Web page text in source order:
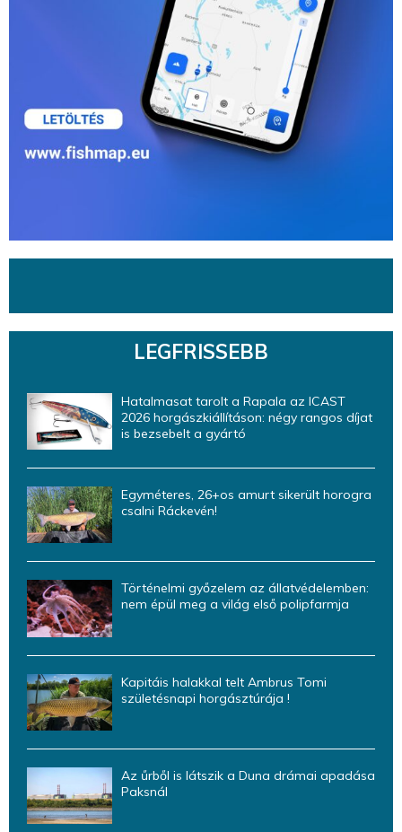
LEGFRISSEBB
Hatalmasat tarolt a Rapala az ICAST
2026 horgászkiállításon: négy rangos díjat
is bezsebelt a gyártó
Egyméteres, 26+os amurt sikerült horogra
csalni Ráckevén!
Történelmi győzelem az állatvédelemben:
nem épül meg a világ első polipfarmja
Kapitáis halakkal telt Ambrus Tomi
születésnapi horgásztúrája !
Az űrből is látszik a Duna drámai apadása
Paksnál